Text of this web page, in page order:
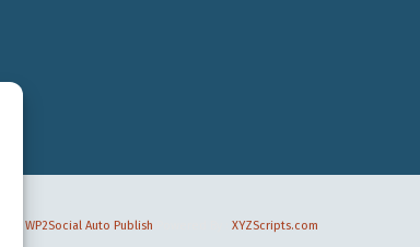
WP2Social Auto Publish XYZScripts.com